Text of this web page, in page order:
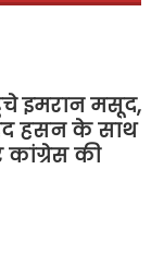
इमरान मसूद,
हसन के साथ
कांग्रेस की